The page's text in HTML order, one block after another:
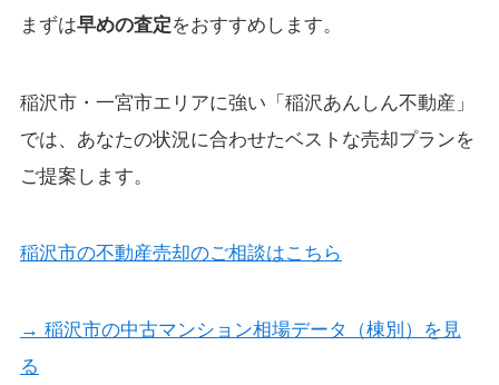
まずは早めの査定をおすすめします。
稲沢市・一宮市エリアに強い「稲沢あんしん不動産」
では、あなたの状況に合わせたベストな売却プランを
ご提案します。
稲沢市の不動産売却のご相談はこちら
→ 稲沢市の中古マンション相場データ（棟別）を見
る